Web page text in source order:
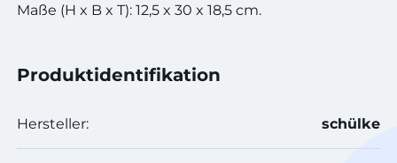
Maße (H x B x T): 12,5 x 30 x 18,5 cm.
Produktidentifikation
Hersteller: schülke